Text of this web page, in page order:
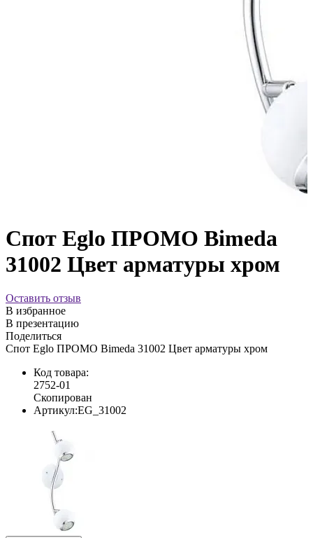
Спот Eglo ПРОМО Bimeda
31002 Цвет арматуры хром
Оставить отзыв
В избранное
В презентацию
Поделиться
Спот Eglo ПРОМО Bimeda 31002 Цвет арматуры хром
Код товара:
2752-01
Скопирован
Артикул:EG_31002